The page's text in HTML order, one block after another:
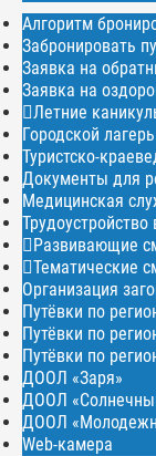
Алгоритм
Забронировать
Заявка на
Заявка на
Летние
Городской
Туристско-
Документы для
Медицинская
Развивающие
Тематические
Организация
Путёвки по
Путёвки по
Путёвки по
ДООЛ «Заря»
ДООЛ
ДООЛ
Web-камера